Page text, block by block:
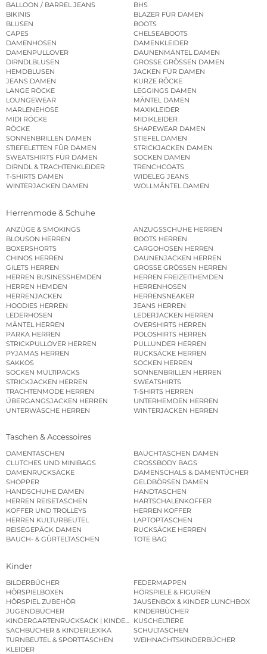
BALLOON / BARREL JEANS
BHS
BIKINIS
BLAZER FÜR DAMEN
BLUSEN
BOOTS
CAPES
CHELSEABOOTS
DAMENHOSEN
DAMENKLEIDER
DAMENPULLOVER
DAUNENMÄNTEL DAMEN
DIRNDLBLUSEN
GROSSE GRÖSSEN DAMEN
HEMDBLUSEN
JACKEN FÜR DAMEN
JEANS DAMEN
KURZE RÖCKE
LANGE RÖCKE
LEGGINGS DAMEN
LOUNGEWEAR
MÄNTEL DAMEN
MARLENEHOSE
MAXIKLEIDER
MIDI RÖCKE
MIDIKLEIDER
RÖCKE
SHAPEWEAR DAMEN
SONNENBRILLEN DAMEN
STIEFEL DAMEN
STIEFELETTEN FÜR DAMEN
STRICKJACKEN DAMEN
SWEATSHIRTS FÜR DAMEN
SOCKEN DAMEN
DIRNDL & TRACHTENKLEIDER
TRENCHCOATS
T-SHIRTS DAMEN
WIDELEG JEANS
WINTERJACKEN DAMEN
WOLLMÄNTEL DAMEN
Herrenmode & Schuhe
ANZÜGE & SMOKINGS
ANZUGSSCHUHE HERREN
BLOUSON HERREN
BOOTS HERREN
BOXERSHORTS
CARGOHOSEN HERREN
CHINOS HERREN
DAUNENJACKEN HERREN
GILETS HERREN
GROSSE GRÖSSEN HERREN
HERREN BUSINESSHEMDEN
HERREN FREIZEITHEMDEN
HERREN HEMDEN
HERRENHOSEN
HERRENJACKEN
HERRENSNEAKER
HOODIES HERREN
JEANS HERREN
LEDERHOSEN
LEDERJACKEN HERREN
MÄNTEL HERREN
OVERSHIRTS HERREN
PARKA HERREN
POLOSHIRTS HERREN
STRICKPULLOVER HERREN
PULLUNDER HERREN
PYJAMAS HERREN
RUCKSÄCKE HERREN
SAKKOS
SOCKEN HERREN
SOCKEN MULTIPACKS
SONNENBRILLEN HERREN
STRICKJACKEN HERREN
SWEATSHIRTS
TRACHTENMODE HERREN
T-SHIRTS HERREN
ÜBERGANGSJACKEN HERREN
UNTERHEMDEN HERREN
UNTERWÄSCHE HERREN
WINTERJACKEN HERREN
Taschen & Accessoires
DAMENTASCHEN
BAUCHTASCHEN DAMEN
CLUTCHES UND MINIBAGS
CROSSBODY BAGS
DAMENRUCKSÄCKE
DAMENSCHALS & DAMENTÜCHER
SHOPPER
GELDBÖRSEN DAMEN
HANDSCHUHE DAMEN
HANDTASCHEN
HERREN REISETASCHEN
HARTSCHALENKOFFER
KOFFER UND TROLLEYS
HERREN KOFFER
HERREN KULTURBEUTEL
LAPTOPTASCHEN
REISEGEPÄCK DAMEN
RUCKSÄCKE HERREN
BAUCH- & GÜRTELTASCHEN
TOTE BAG
Kinder
BILDERBÜCHER
FEDERMAPPEN
HÖRSPIELBOXEN
HÖRSPIELE & FIGUREN
HÖRSPIEL ZUBEHÖR
JAUSENBOX & KINDER LUNCHBOX
JUGENDBÜCHER
KINDERBÜCHER
KINDERGARTENRUCKSACK | KINDERGARTENBEUTEL
KUSCHELTIERE
SACHBÜCHER & KINDERLEXIKA
SCHULTASCHEN
TURNBEUTEL & SPORTTASCHEN
WEIHNACHTSKINDERBÜCHER
KLEIDER